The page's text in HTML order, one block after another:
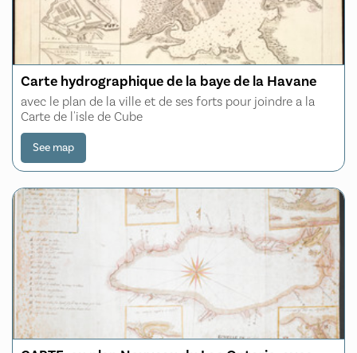
Carte hydrographique de la baye de la Havane
avec le plan de la ville et de ses forts pour joindre a la
Carte de l'isle de Cube
See map